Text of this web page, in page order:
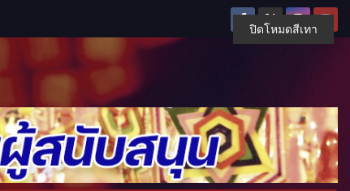
ปิดโหมดสีเทา